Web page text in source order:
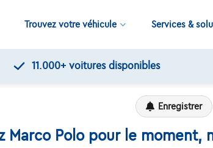
Trouvez votre véhicule Services &
Contrôles de qualité par Touring
Enregistrer
Marco Polo pour le